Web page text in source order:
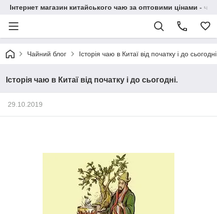
Інтернет магазин китайського чаю за оптовими цінами -
Чайний блог Історія чаю в Китаї від початку і до
Історія чаю в Китаї від початку і до сьогодні.
29.10.2019